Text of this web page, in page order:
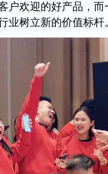
户欢迎的好产品，
业树立新的价值标杆